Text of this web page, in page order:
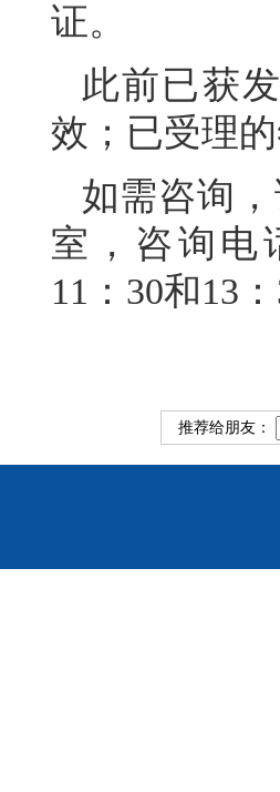
证。
此前已获
效；已受理
如需咨询
室，咨询电
11：30和13
推荐给朋友：